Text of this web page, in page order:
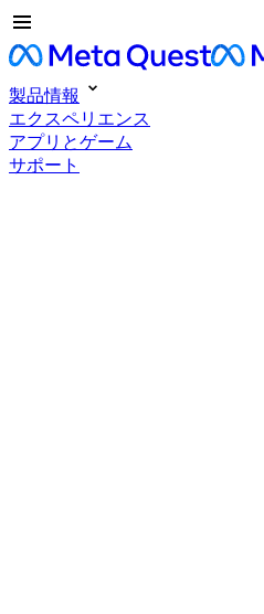
製品情報
エクスペリエンス
アプリとゲーム
サポート